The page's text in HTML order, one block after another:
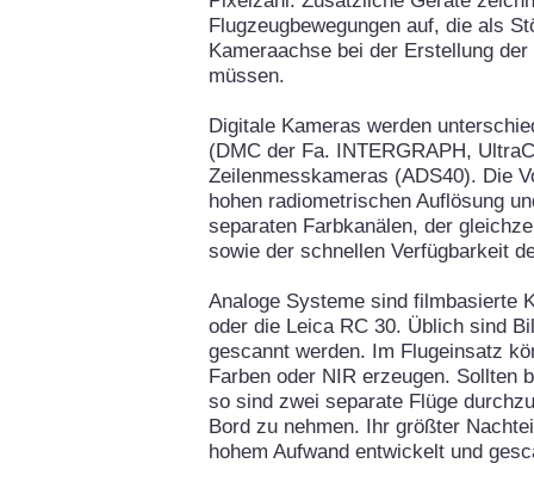
Flugzeugbewegungen auf, die als
Kameraachse bei der Erstellung
müssen.
Digitale Kameras werden
(DMC der Fa. INTERGRAPH,
Zeilenmesskameras (ADS40). Die
hohen radiometrischen Auflösung
separaten Farbkanälen, der
sowie der schnellen Verfügbarkeit
Analoge Systeme sind filmbasierte
oder die Leica RC 30. Üblich sind
gescannt werden. Im Flugeinsatz
Farben oder NIR erzeugen. Sollten
so sind zwei separate Flüge
Bord zu nehmen. Ihr größter
hohem Aufwand entwickelt und